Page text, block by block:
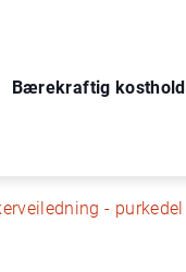
Bærekraftig kosthold
- purkedel